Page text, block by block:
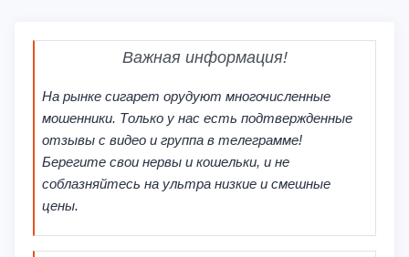
Важная информация!
На рынке сигарет орудуют многочисленные
мошенники. Только у нас есть подтвержденные
отзывы с видео и группа в телеграмме!
Берегите свои нервы и кошельки, и не
соблазняйтесь на ультра низкие и смешные
цены.